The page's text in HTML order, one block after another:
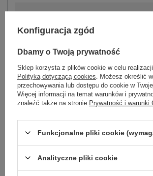
beżowy
L 2016103054886
XL 2016103054893
ZALOGUJ SIĘ I ZOBACZ
Konfiguracja zgód
Dbamy o Twoją prywatność
Sklep korzysta z plików cookie w celu realizacji
Polityką dotyczącą cookies . Możesz określić
przechowywania lub dostępu do cookie w
Więcej informacji na temat warunków i
znaleźć także na stronie Prywatność i warunki
Funkcjonalne pliki cookie
Analityczne pliki cookie